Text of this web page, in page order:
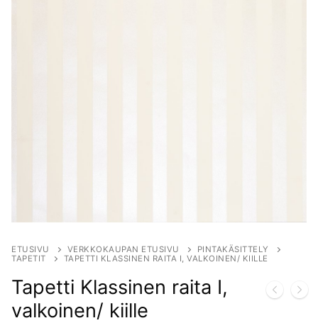
ETUSIVU VERKKOKAUPAN ETUSIVU
PINTAKÄSITTELY
TAPETIT
TAPETTI KLASSINEN RAITA I, VALKOINEN/ KIILLE
Tapetti Klassinen raita I,
valkoinen/ kiille